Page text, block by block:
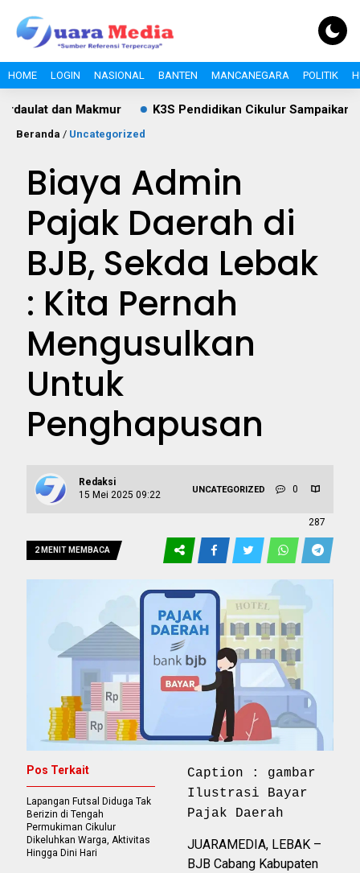
HOME LOGIN NASIONAL BANTEN MANCANEGARA POLITIK
K3S Pendidikan Cikulur Sampaikan Ucapan HUT
Beranda / Uncategorized
Biaya Admin
Pajak Daerah di
BJB, Sekda Lebak
: Kita Pernah
Mengusulkan
Untuk
Penghapusan
Redaksi
15 Mei 2025 09:22
UNCATEGORIZED 0
287
2 MENIT MEMBACA
Caption : gambar
Ilustrasi Bayar
Pajak Daerah
JUARAMEDIA, LEBAK –
BJB Cabang Kabupaten
Pos Terkait
Lapangan Futsal Diduga Tak
Berizin di Tengah
Permukiman Cikulur
Dikeluhkan Warga, Aktivitas
Hingga Dini Hari